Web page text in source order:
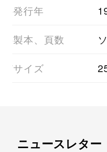
05発行年
06製本、頁数
07サイズ
ニュースレター